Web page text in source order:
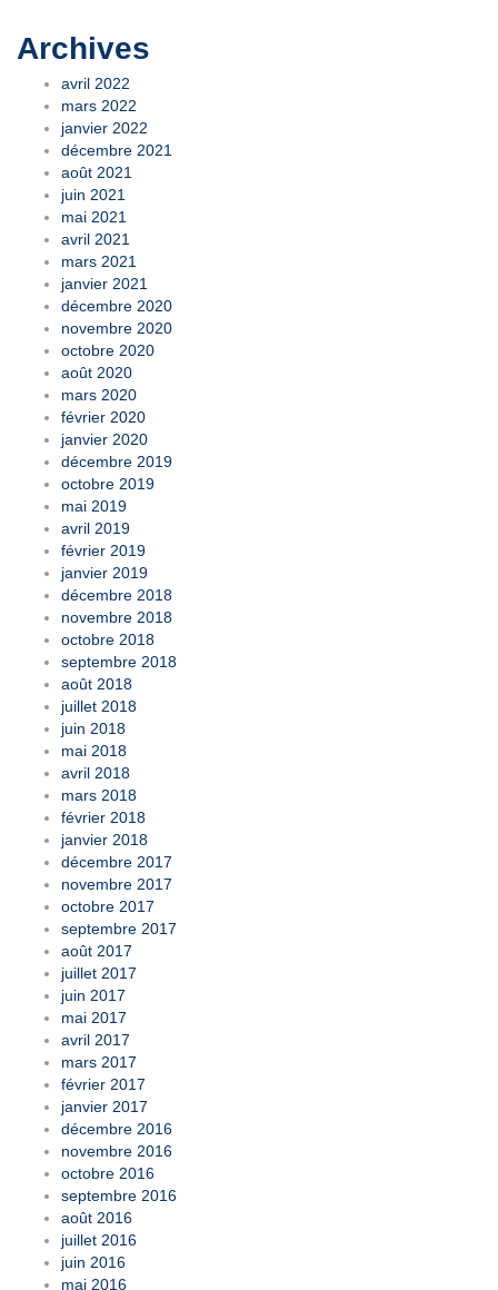
Archives
avril 2022
mars 2022
janvier 2022
décembre 2021
août 2021
juin 2021
mai 2021
avril 2021
mars 2021
janvier 2021
décembre 2020
novembre 2020
octobre 2020
août 2020
mars 2020
février 2020
janvier 2020
décembre 2019
octobre 2019
mai 2019
avril 2019
février 2019
janvier 2019
décembre 2018
novembre 2018
octobre 2018
septembre 2018
août 2018
juillet 2018
juin 2018
mai 2018
avril 2018
mars 2018
février 2018
janvier 2018
décembre 2017
novembre 2017
octobre 2017
septembre 2017
août 2017
juillet 2017
juin 2017
mai 2017
avril 2017
mars 2017
février 2017
janvier 2017
décembre 2016
novembre 2016
octobre 2016
septembre 2016
août 2016
juillet 2016
juin 2016
mai 2016